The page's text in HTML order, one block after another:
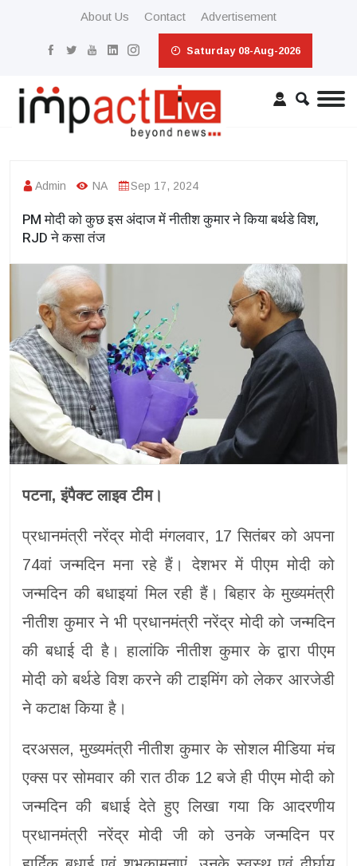
About Us Contact Advertisement
Saturday 08-Aug-2026
Admin NA Sep 17, 2024
PM मोदी को कुछ इस अंदाज में नीतीश कुमार ने किया बर्थडे विश,
RJD ने कसा तंज
पटना, इंपैक्ट लाइव टीम।
प्रधानमंत्री नरेंद्र मोदी मंगलवार, 17 सितंबर को अपना
74वां जन्मदिन मना रहे हैं। देशभर में पीएम मोदी को
जन्मदिन की बधाइयां मिल रही हैं। बिहार के मुख्यमंत्री
नीतीश कुमार ने भी प्रधानमंत्री नरेंद्र मोदी को जन्मदिन
की बधाई दी है। हालांकि नीतीश कुमार के द्वारा पीएम
मोदी को बर्थडे विश करने की टाइमिंग को लेकर आरजेडी
ने कटाक्ष किया है।
दरअसल, मुख्यमंत्री नीतीश कुमार के सोशल मीडिया मंच
एक्स पर सोमवार की रात ठीक 12 बजे ही पीएम मोदी को
जन्मदिन की बधाई देते हुए लिखा गया कि आदरणीय
प्रधानमंत्री नरेंद्र मोदी जी को उनके जन्मदिन पर